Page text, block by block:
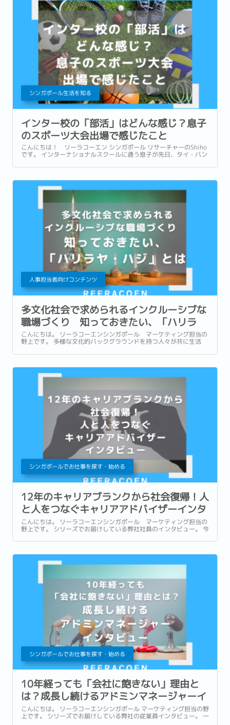
シンガポール生活を知る
インター校の「部活」はどんな感じ？息子
のスポーツ大会出場で感じたこと
こんにちは！ リーラコーエン シンガポール リサーチャーのShiho
です。 インターナショナルスクールに通う息子が先日、タイ・バン
て出場しました。...
人事担当者向けコンテンツ
多文化社会で求められるインクルーシブな
職場づくり 知っておきたい、「ハリラ
ヤ・ハジ」とは
こんにちは。 リーラコーエンシンガポール マーケティング担当の
野上です。 多様な文化的バックグラウンドを持つ人々が共に生活
し、働くシンガポール。 1年を通してさまざまな文化・宗教的祝日
が存在します。 街中や職場でも多文化を実感される方も多いのでは
シンガポールでお仕事を探す・始める
12年のキャリアブランクから社会復帰！人
と人をつなぐキャリアアドバイザーインタ
ビュー
こんにちは。 リーラコーエンシンガポール マーケティング担当の
野上です。 シリーズでお届けしている弊社社員のインタビュー。 今
ザー兼リサーチャーとして活躍するShihoさんです。...
シンガポールでお仕事を探す・始める
10年経っても「会社に飽きない」理由と
は？成長し続けるアドミンマネージャーイ
ンタビュー
こんにちは。 リーラコーエンシンガポール マーケティング担当の野
上です。 シリーズでお届けしている弊社の従業員インタビュー。 一